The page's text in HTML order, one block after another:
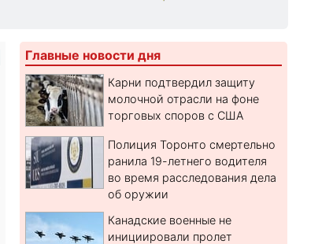
Главные новости дня
Карни подтвердил защиту
молочной отрасли на фоне
торговых споров с США
Полиция Торонто смертельно
ранила 19-летнего водителя
во время расследования дела
об оружии
Канадские военные не
инициировали пролет